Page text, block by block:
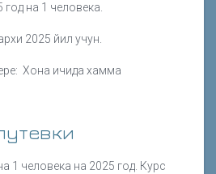
год на 1 человека.
2025 йил учун.
Хона ичида хамма
1 человека на 2025 год. Курс